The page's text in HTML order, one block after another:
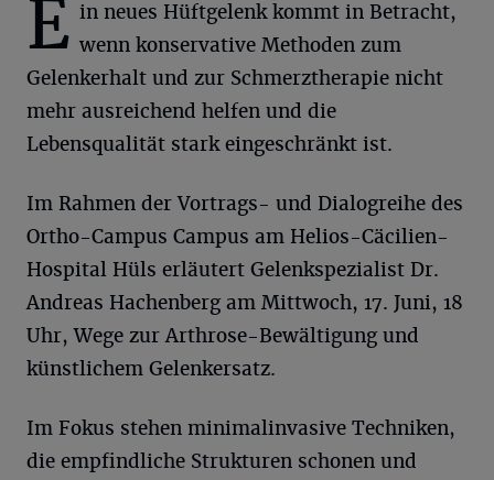
E in neues Hüftgelenk kommt in Betracht,
wenn konservative Methoden zum
Gelenkerhalt und zur Schmerztherapie nicht
mehr ausreichend helfen und die
Lebensqualität stark eingeschränkt ist.
Im Rahmen der Vortrags- und Dialogreihe des
Ortho-Campus Campus am Helios-Cäcilien-
Hospital Hüls erläutert Gelenkspezialist Dr.
Andreas Hachenberg am Mittwoch, 17. Juni, 18
Uhr, Wege zur Arthrose-Bewältigung und
künstlichem Gelenkersatz.
Im Fokus stehen minimalinvasive Techniken,
die empfindliche Strukturen schonen und